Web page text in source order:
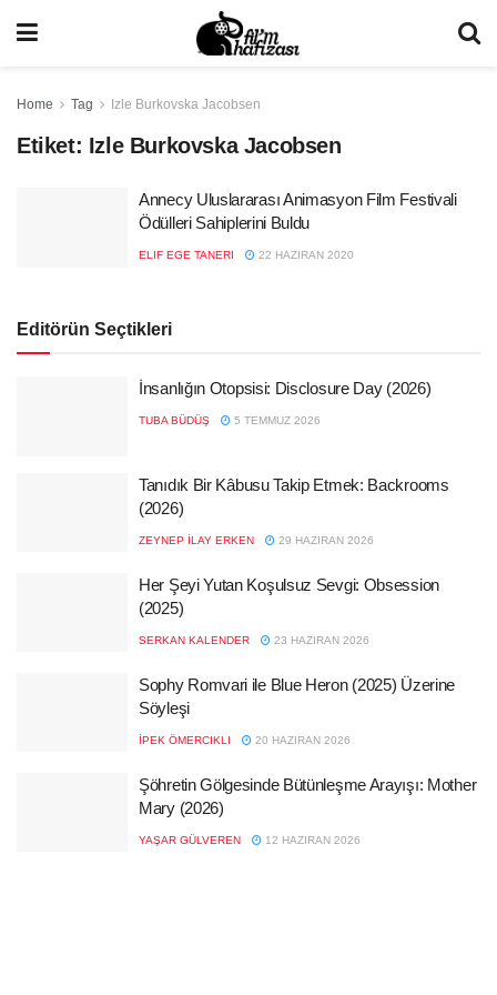
Home Tag Izle Burkovska Jacobsen
Etiket: Izle Burkovska Jacobsen
Annecy Uluslararası Animasyon Film Festivali
Ödülleri Sahiplerini Buldu
ELIF EGE TANERI 22 HAZIRAN 2020
Editörün Seçtikleri
İnsanlığın Otopsisi: Disclosure Day (2026)
TUBA BÜDÜŞ 5 TEMMUZ 2026
Tanıdık Bir Kâbusu Takip Etmek: Backrooms
(2026)
ZEYNEP İLAY ERKEN 29 HAZIRAN 2026
Her Şeyi Yutan Koşulsuz Sevgi: Obsession
(2025)
SERKAN KALENDER 23 HAZIRAN 2026
Sophy Romvari ile Blue Heron (2025) Üzerine
Söyleşi
İPEK ÖMERCIKLI 20 HAZIRAN 2026
Şöhretin Gölgesinde Bütünleşme Arayışı: Mother
Mary (2026)
YAŞAR GÜLVEREN 12 HAZIRAN 2026